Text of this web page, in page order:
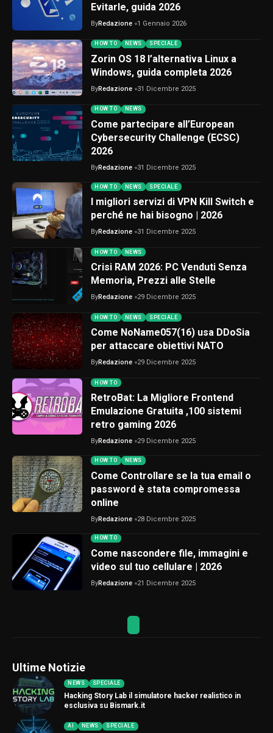
Evitarle, guida 2026
ByRedazione 1 Gennaio 2026
HOW TO NEWS SPECIALE
Zorin OS 18 l’alternativa Linux a
Windows, guida completa 2026
ByRedazione 31 Dicembre 2025
HOW TO NEWS
Come partecipare all’European
Cybersecurity Challenge (ECSC)
2026
ByRedazione 31 Dicembre 2025
HOW TO NEWS SPECIALE
I migliori servizi di VPN Kill Switch e
perché ne hai bisogno | 2026
ByRedazione 31 Dicembre 2025
HOW TO NEWS
Crisi RAM 2026: PC Venduti Senza
Memoria, Prezzi alle Stelle
ByRedazione 29 Dicembre 2025
HOW TO NEWS SPECIALE
Come NoName057(16) usa DDoSia
per attaccare obiettivi NATO
ByRedazione 29 Dicembre 2025
HOW TO
RetroBat: La Migliore Frontend
Emulazione Gratuita ,100 sistemi
retro gaming 2026
ByRedazione 29 Dicembre 2025
HOW TO NEWS
Come Controllare se la tua email o
password è stata compromessa
online
ByRedazione 28 Dicembre 2025
HOW TO
Come nascondere file, immagini e
video sul tuo cellulare | 2026
ByRedazione 21 Dicembre 2025
Ultime Notizie
NEWS SPECIALE
Hacking Story Lab il simulatore hacker realistico in
esclusiva su Bismark.it
AI NEWS SPECIALE